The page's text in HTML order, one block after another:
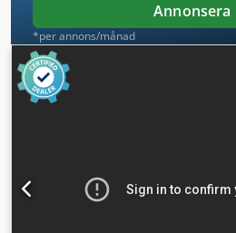
Annonsera
*per annons/månad